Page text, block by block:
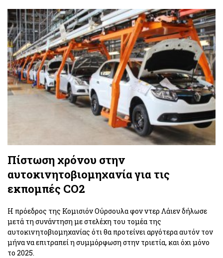
Πίστωση χρόνου στην
αυτοκινητοβιομηχανία για τις
εκπομπές CO2
Η πρόεδρος της Κομισιόν Ούρσουλα φον ντερ Λάιεν δήλωσε
μετά τη συνάντηση με στελέχη του τομέα της
αυτοκινητοβιομηχανίας ότι θα προτείνει αργότερα αυτόν τον
μήνα να επιτραπεί η συμμόρφωση στην τριετία, και όχι μόνο
το 2025.